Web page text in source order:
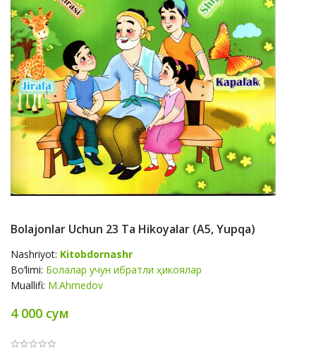
Bolajonlar Uchun 23 Ta Hikoyalar (А5, Yupqa)
Nashriyot: Kitobdornashr
Bo‘limi: Болалар учун ибратли ҳикоялар
Muallifi: M.Ahmedov
4 000 сум